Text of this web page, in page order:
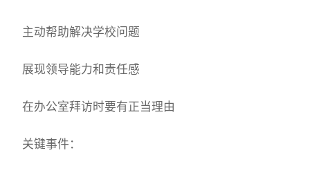
主动帮助解决学校问题
展现领导能力和责任感
在办公室拜访时要有正当理由
关键事件：